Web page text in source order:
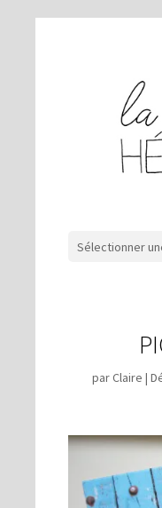
Sélectionner
parClaire |